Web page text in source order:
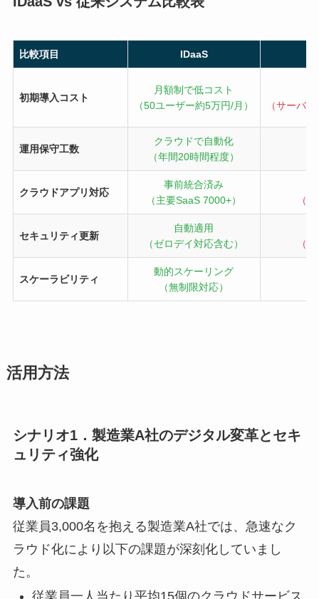
比較項目 IDaaS
初期導入コスト
月額制で低コスト
（50ユーザー約5万円/月）
（サーバ
運用保守工数
クラウドで自動化
（年間20時間程度）
クラウドアプリ対応
事前統合済み
（主要SaaS 7000+）
（
セキュリティ更新
自動適用
（ゼロデイ対応含む）
（
スケーラビリティ
動的スケーリング
（無制限対応）
活用方法
シナリオ1．製造業A社のデジタル変革とセキ
ュリティ強化
導入前の課題
従業員3,000名を抱える製造業A社では、急速なク
ラウド化により以下の課題が深刻化していまし
た。
従業員一人当たり平均15個のクラウドサービス